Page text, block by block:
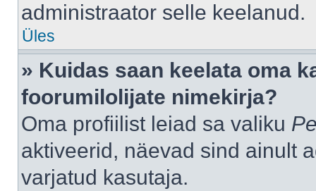
administraator selle keelanud.
Üles
» Kuidas saan keelata oma
foorumilolijate nimekirja?
Oma profiilist leiad sa valiku
aktiveerid, näevad sind ainult
varjatud kasutaja.